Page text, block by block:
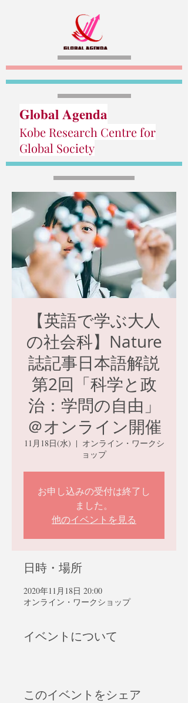
Global Agenda
Kobe Research Centre for
Global Society
【英語で学ぶ大人
の社会科】Nature
誌記事日本語解説
第2回「科学と政
治：学問の自由」
＠オンライン開催
11月18日(水)
  |
オンライン・ワークシ
ョップ
お申し込みの受付は終了し
ました。
他のイベントを見る
日時・場所
2020年11月18日 20:00
オンライン・ワークショップ
イベントについて
このイベントをシェア